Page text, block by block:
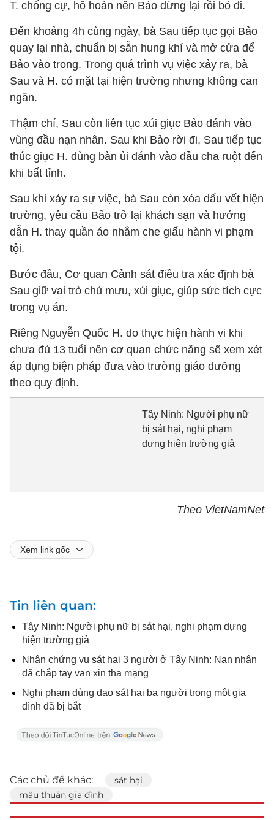
T. chống cự, hô hoán nên Bảo dừng lại rồi bỏ đi.
Đến khoảng 4h cùng ngày, bà Sau tiếp tục gọi Bảo
quay lại nhà, chuẩn bị sẵn hung khí và mở cửa để
Bảo vào trong. Trong quá trình vụ việc xảy ra, bà
Sau và H. có mặt tại hiện trường nhưng không can
ngăn.
Thậm chí, Sau còn liên tục xúi giục Bảo đánh vào
vùng đầu nạn nhân. Sau khi Bảo rời đi, Sau tiếp tục
thúc giục H. dùng bàn ủi đánh vào đầu cha ruột đến
khi bất tỉnh.
Sau khi xảy ra sự việc, bà Sau còn xóa dấu vết hiện
trường, yêu cầu Bảo trở lại khách sạn và hướng
dẫn H. thay quần áo nhằm che giấu hành vi phạm
tội.
Bước đầu, Cơ quan Cảnh sát điều tra xác định bà
Sau giữ vai trò chủ mưu, xúi giục, giúp sức tích cực
trong vụ án.
Riêng Nguyễn Quốc H. do thực hiện hành vi khi
chưa đủ 13 tuổi nên cơ quan chức năng sẽ xem xét
áp dụng biện pháp đưa vào trường giáo dưỡng
theo quy định.
Tây Ninh: Người phụ nữ
bị sát hại, nghi phạm
dựng hiện trường giả
Theo VietNamNet
Xem link gốc
Tin liên quan
Tây Ninh: Người phụ nữ bị sát hại, nghi phạm dựng
hiện trường giả
Nhân chứng vụ sát hại 3 người ở Tây Ninh: Nạn nhân
đã chắp tay van xin tha mạng
Nghi phạm dùng dao sát hại ba người trong một gia
đình đã bị bắt
Các chủ đề khác:
sát hại
mâu thuẫn gia đình